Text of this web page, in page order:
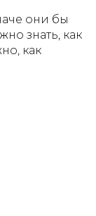
они бы
знать, как
как